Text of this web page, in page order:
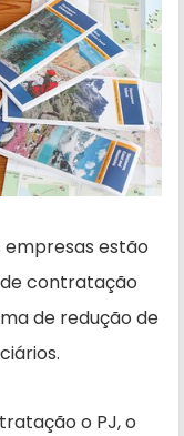
empresas estão
contratação
de redução de
o PJ, o